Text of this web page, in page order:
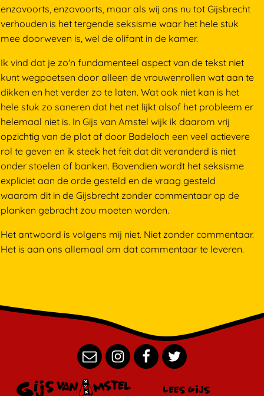
enzovoorts, enzovoorts, maar als wij ons nu tot Gijsbrecht
verhouden is het tergende seksisme waar het hele stuk
mee doorweven is, wel de olifant in de kamer.
Ik vind dat je zo'n fundamenteel aspect van de tekst niet
kunt wegpoetsen door alleen de vrouwenrollen wat aan te
dikken en het verder zo te laten. Wat ook niet kan is het
hele stuk zo saneren dat het net lijkt alsof het probleem er
helemaal niet is. In Gijs van Amstel wijk ik daarom vrij
opzichtig van de plot af door Badeloch een veel actievere
rol te geven en ik steek het feit dat dit veranderd is niet
onder stoelen of banken. Bovendien wordt het seksisme
expliciet aan de orde gesteld en de vraag gesteld
waarom dit in de Gijsbrecht zonder commentaar op de
planken gebracht zou moeten worden.
Het antwoord is volgens mij niet. Niet zonder commentaar.
Het is aan ons allemaal om dat commentaar te leveren.
Lees Gijs